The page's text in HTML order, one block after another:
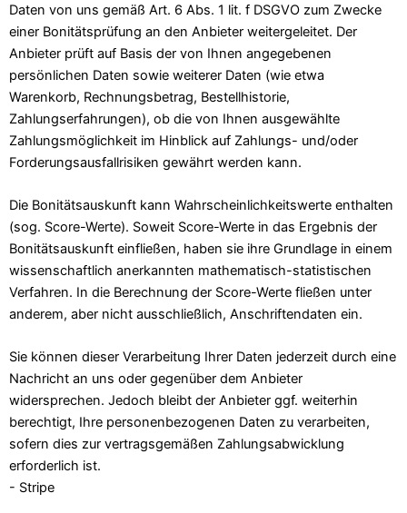
Daten von uns gemäß Art. 6 Abs. 1 lit. f DSGVO zum Zwecke
einer Bonitätsprüfung an den Anbieter weitergeleitet. Der
Anbieter prüft auf Basis der von Ihnen angegebenen
persönlichen Daten sowie weiterer Daten (wie etwa
Warenkorb, Rechnungsbetrag, Bestellhistorie,
Zahlungserfahrungen), ob die von Ihnen ausgewählte
Zahlungsmöglichkeit im Hinblick auf Zahlungs- und/oder
Forderungsausfallrisiken gewährt werden kann.
Die Bonitätsauskunft kann Wahrscheinlichkeitswerte enthalten
(sog. Score-Werte). Soweit Score-Werte in das Ergebnis der
Bonitätsauskunft einfließen, haben sie ihre Grundlage in einem
wissenschaftlich anerkannten mathematisch-statistischen
Verfahren. In die Berechnung der Score-Werte fließen unter
anderem, aber nicht ausschließlich, Anschriftendaten ein.
Sie können dieser Verarbeitung Ihrer Daten jederzeit durch eine
Nachricht an uns oder gegenüber dem Anbieter
widersprechen. Jedoch bleibt der Anbieter ggf. weiterhin
berechtigt, Ihre personenbezogenen Daten zu verarbeiten,
sofern dies zur vertragsgemäßen Zahlungsabwicklung
erforderlich ist.
- Stripe